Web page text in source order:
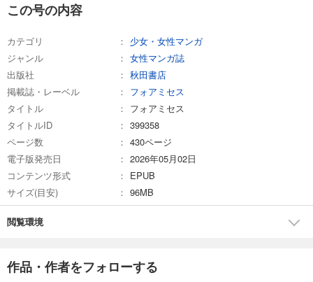
この号の内容
カテゴリ
少女・女性マンガ
ジャンル
女性マンガ誌
出版社
秋田書店
掲載誌・レーベル
フォアミセス
タイトル
フォアミセス
タイトルID
399358
ページ数
430ページ
電子版発売日
2026年05月02日
コンテンツ形式
EPUB
サイズ(目安)
96MB
閲覧環境
作品・作者をフォローする